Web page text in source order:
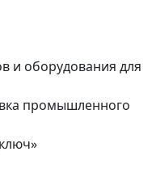
и оборудования для
промышленного